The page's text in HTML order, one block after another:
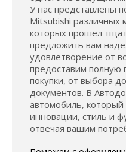
У нас представлены
Mitsubishi различных
которых прошел
предложить вам
удовлетворение от
предоставим полную
покупки, от выбора
документов. В
автомобиль, который
инновации, стиль и
отвечая вашим